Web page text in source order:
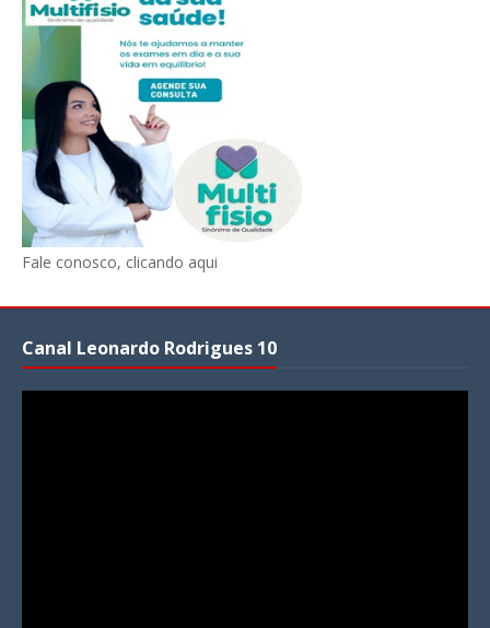
Fale conosco, clicando aqui
Canal Leonardo Rodrigues 10